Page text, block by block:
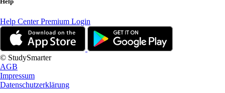
Help CenterPremium Login
© StudySmarter
AGB
Impressum
Datenschutzerklärung